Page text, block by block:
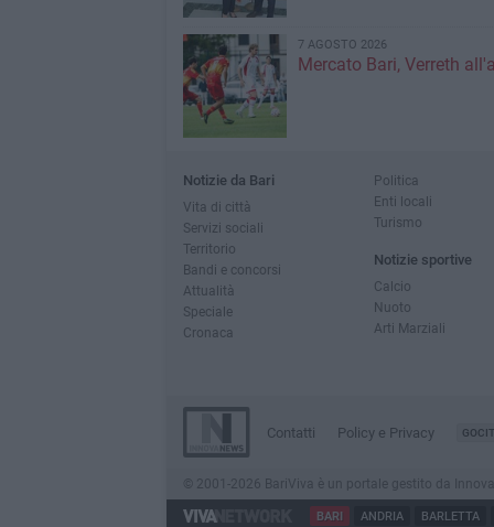
7 AGOSTO 2026
Mercato Bari, Verreth
Notizie da Bari
Vita di città
Servizi sociali
Territorio
Bandi e concorsi
Attualità
Speciale
Cronaca
Politica
Enti locali
Turismo
Notizie sportive
Calcio
Nuoto
Arti Marziali
Contatti Policy e Privacy
© 2001-2026 BariViva è un portale gestito da
BARI ANDRIA BARLETTA